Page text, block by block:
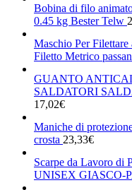
Bobina di filo
0.45 kg Bester Telw
Maschio Per
Filetto Metrico
GUANTO
SALDATORI
17,02€
Maniche di
crosta 23,33€
Scarpe da Lavoro di
UNISEX GIASCO-